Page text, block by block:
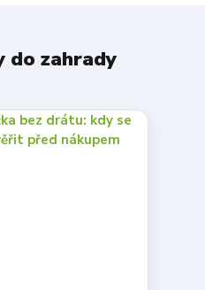
do zahrady